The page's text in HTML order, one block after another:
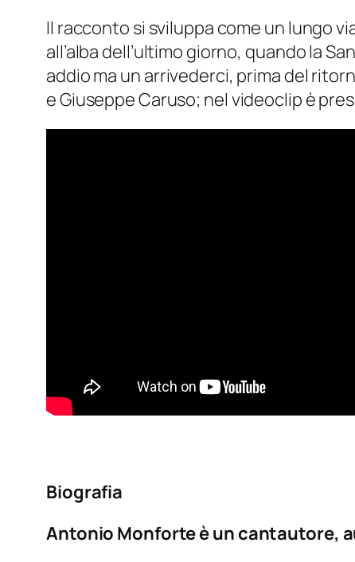
Il racconto si sviluppa come un lungo
all’alba dell’ultimo giorno, quando la
addio ma un arrivederci, prima del
e Giuseppe Caruso; nel videoclip è
Biografia
Antonio Monforte è un cantautore,